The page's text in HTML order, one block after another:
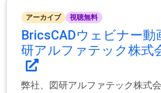
アーカイブ 視聴無料
BricsCADウェビナー動
研アルファテック株式
弊社、図研アルファテック株式